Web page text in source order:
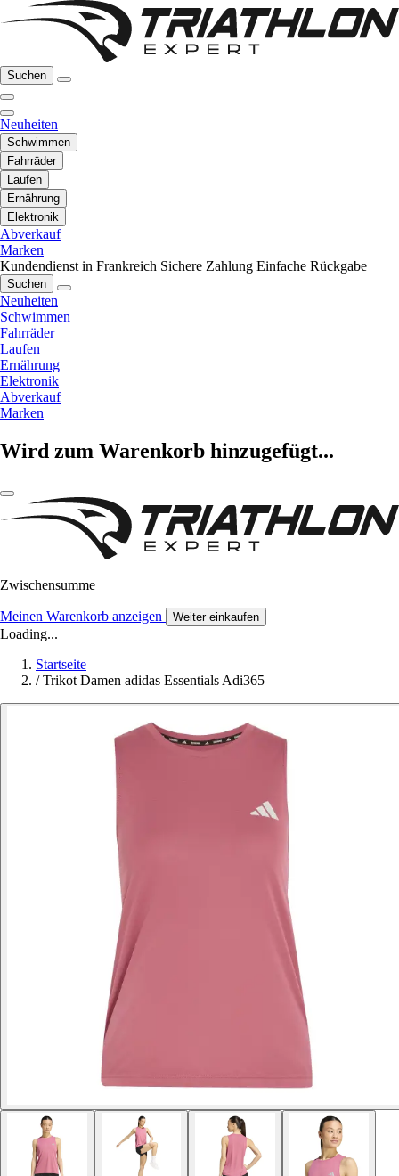
Suchen
Neuheiten
Schwimmen
Fahrräder
Laufen
Ernährung
Elektronik
Abverkauf
Marken
Kundendienst in Frankreich Sichere Zahlung Einfache Rückgabe
Suchen
Neuheiten
Schwimmen
Fahrräder
Laufen
Ernährung
Elektronik
Abverkauf
Marken
Wird zum Warenkorb hinzugefügt...
Zwischensumme
Meinen Warenkorb anzeigen Weiter einkaufen
Loading...
Startseite
/ Trikot Damen adidas Essentials Adi365